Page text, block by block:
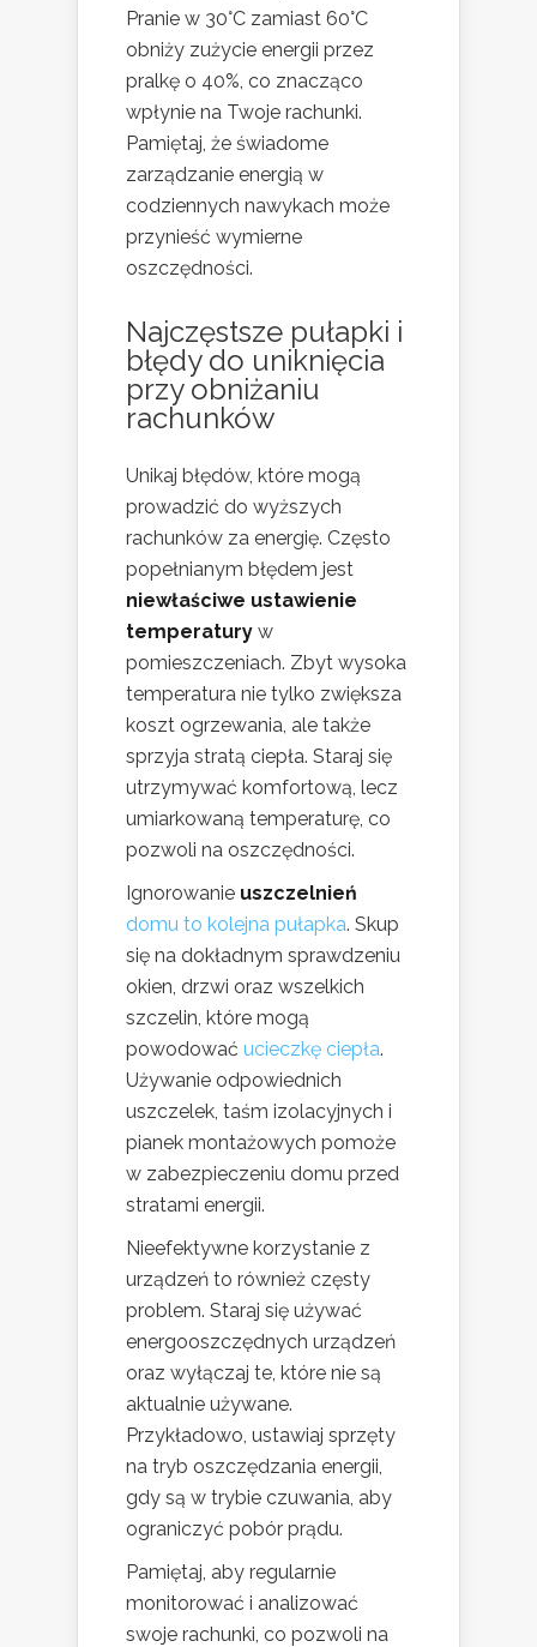
Pranie w 30°C zamiast 60°C
obniży zużycie energii przez
pralkę o 40%, co znacząco
wpłynie na Twoje rachunki.
Pamiętaj, że świadome
zarządzanie energią w
codziennych nawykach może
przynieść wymierne
oszczędności.
Najczęstsze pułapki i
błędy do uniknięcia
przy obniżaniu
rachunków
Unikaj błędów, które mogą
prowadzić do wyższych
rachunków za energię. Często
popełnianym błędem jest
niewłaściwe ustawienie
temperatury w
pomieszczeniach. Zbyt wysoka
temperatura nie tylko zwiększa
koszt ogrzewania, ale także
sprzyja stratą ciepła. Staraj się
utrzymywać komfortową, lecz
umiarkowaną temperaturę, co
pozwoli na oszczędności.
Ignorowanie uszczelnień
domu to kolejna pułapka. Skup
się na dokładnym sprawdzeniu
okien, drzwi oraz wszelkich
szczelin, które mogą
powodować ucieczkę ciepła.
Używanie odpowiednich
uszczelek, taśm izolacyjnych i
pianek montażowych pomoże
w zabezpieczeniu domu przed
stratami energii.
Nieefektywne korzystanie z
urządzeń to również częsty
problem. Staraj się używać
energooszczędnych urządzeń
oraz wyłączaj te, które nie są
aktualnie używane.
Przykładowo, ustawiaj sprzęty
na tryb oszczędzania energii,
gdy są w trybie czuwania, aby
ograniczyć pobór prądu.
Pamiętaj, aby regularnie
monitorować i analizować
swoje rachunki, co pozwoli na